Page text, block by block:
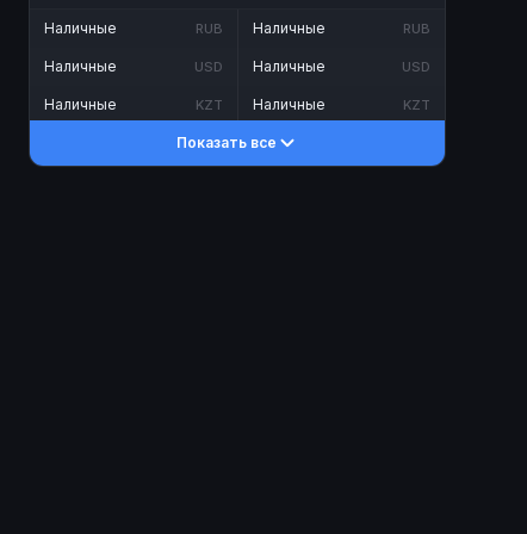
Наличные RUB
Наличные USD
Наличные KZT
Наличные RUB
Наличные USD
Наличные KZT
Показать все